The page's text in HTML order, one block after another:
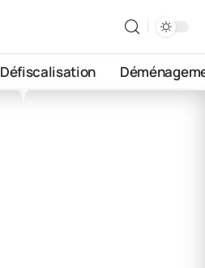
Défiscalisation